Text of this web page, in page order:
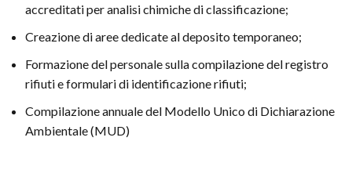
accreditati per analisi chimiche di classificazione;
Creazione di aree dedicate al deposito temporaneo;
Formazione del personale sulla compilazione del registro
rifiuti e formulari di identificazione rifiuti;
Compilazione annuale del Modello Unico di Dichiarazione
Ambientale (MUD)